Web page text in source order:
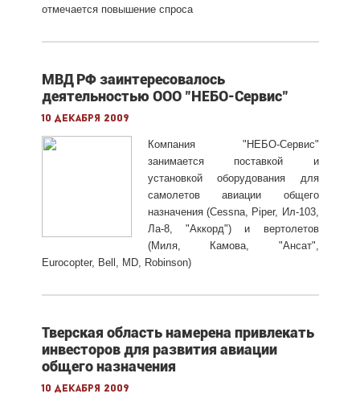
отмечается повышение спроса
МВД РФ заинтересовалось
деятельностью ООО "НЕБО-Сервис"
10 декабря 2009
Компания "НЕБО-Сервис"
занимается поставкой и
установкой оборудования для
самолетов авиации общего
назначения (Cessna, Piper, Ил-103,
Ла-8, "Аккорд") и вертолетов
(Миля, Камова, "Ансат",
Eurocopter, Bell, MD, Robinson)
Тверская область намерена привлекать
инвесторов для развития авиации
общего назначения
10 декабря 2009